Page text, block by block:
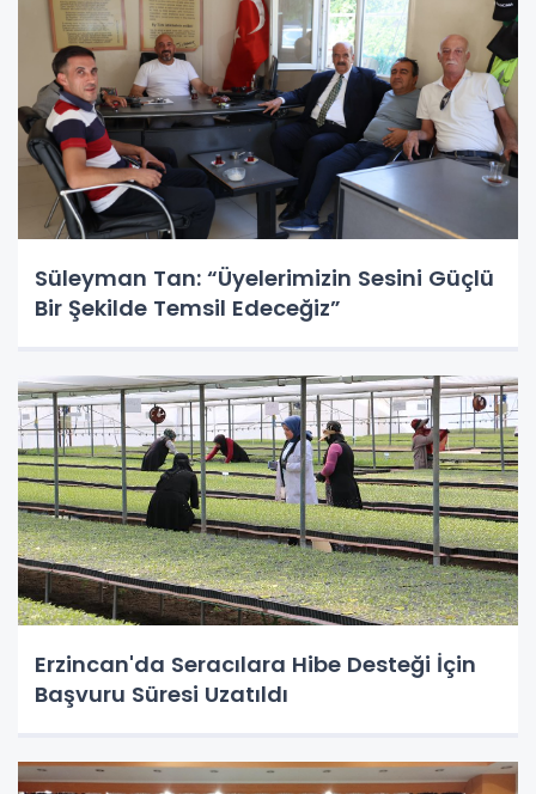
Süleyman Tan: “Üyelerimizin Sesini Güçlü
Bir Şekilde Temsil Edeceğiz”
Erzincan'da Seracılara Hibe Desteği İçin
Başvuru Süresi Uzatıldı